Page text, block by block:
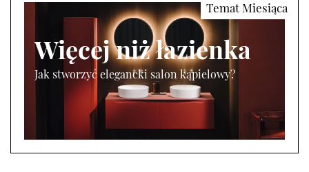
Więcej niż łazienka
Jak stworzyć elegancki salon kąpielowy?